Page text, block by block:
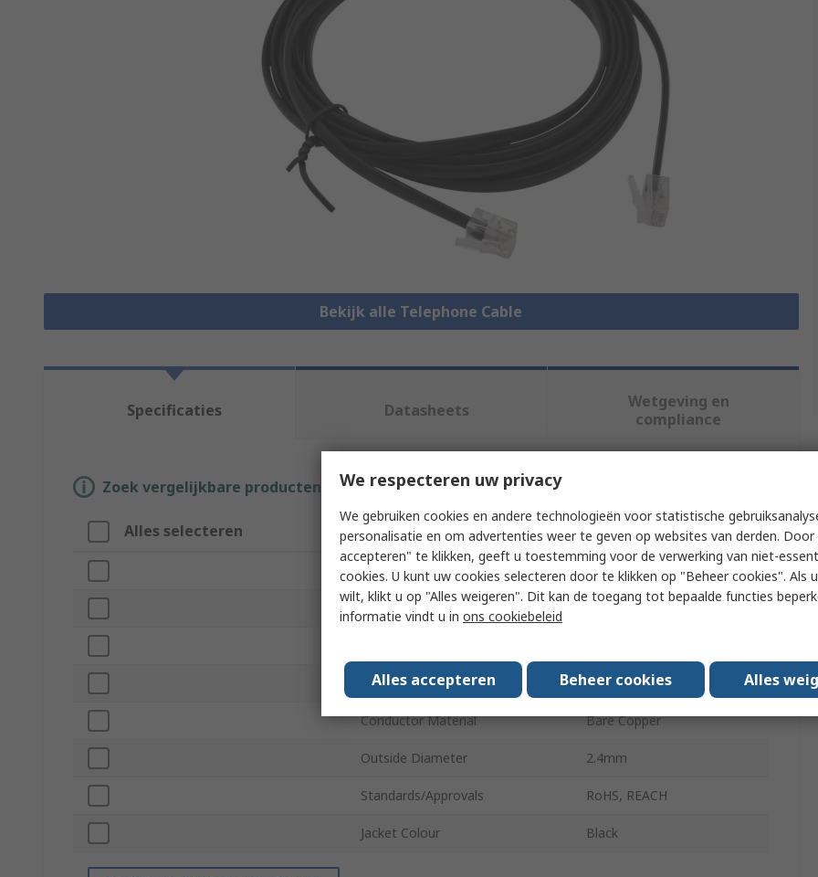
Bekijk alle Telephone Cable
Specificaties Datasheets
Wetgeving en
compliance
Zoek vergelijkbare producten door een of meer kenmerken te selecteren.
Alles selecteren Attribuut Waarde
Merk RND
Product Type Telephone Cable
Jacket Material Polyvinyl Chloride
Conductor Material Bare Copper
Outside Diameter 2.4mm
Standards/Approvals RoHS, REACH
Jacket Colour Black
We respecteren uw privacy
We gebruiken cookies en andere technologieën voor statistische
personalisatie en om advertenties weer te geven op websites van derden. Door
accepteren" te klikken, geeft u toestemming voor de verwerking van niet-
cookies. U kunt uw cookies selecteren door te klikken op "Beheer cookies". Als
wilt, klikt u op "Alles weigeren". Dit kan de toegang tot bepaalde functies
informatie vindt u in ons cookiebeleid
Alles accepteren Beheer cookies Alles